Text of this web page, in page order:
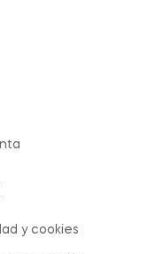
y cookies